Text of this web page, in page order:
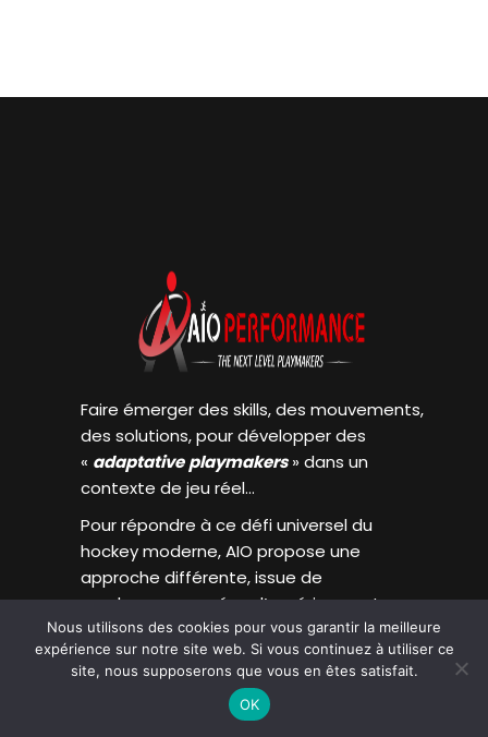
Faire émerger des skills, des mouvements,
des solutions, pour développer des
« adaptativeplaymakers» dans un
contexte de jeu réel…
Pour répondre à ce défi universel du
hockey moderne, AIO propose une
approche différente, issue de
nombreuses années d’expérience et
d’études scientifiques récentes.
Nous utilisons des cookies pour vous garantir la meilleure
expérience sur notre site web. Si vous continuez à utiliser ce
site, nous supposerons que vous en êtes satisfait.
OK